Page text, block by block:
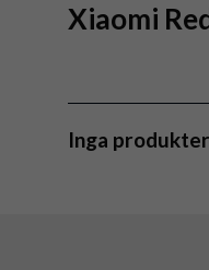
Xiaomi
Inga